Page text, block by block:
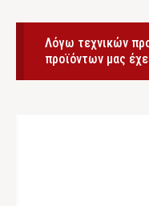
Λόγω τεχνικών
προϊόντων μας